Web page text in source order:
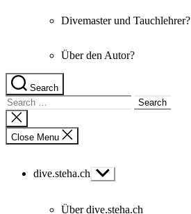
Divemaster und Tauchlehrer?
Über den Autor?
Search
Search
for:
Close
search
Close Menu
dive.steha.ch Show
sub
Über dive.steha.ch